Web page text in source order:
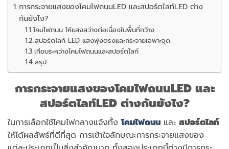
การกระจายแสงของโคมไฟถนนLED และสปอร์ตไลท์LED ต่าง
กันยังไง?
โคมไฟถนน ให้แสงสว่างต่อเนื่องในพื้นที่กว้าง
สปอร์ตไลท์ LED แสงพุ่งตรงและกระจายเฉพาะจุด
เทียบระหว่างโคมไฟถนนและสปอร์ตไลท์
สรุป
การกระจายแสงของโคมไฟถนนLED และ
สปอร์ตไลท์LED ต่างกันยังไง?
ในการเลือกใช้โคมไฟกลางแจ้งทั้งโคมไฟถนน และ สปอร์ตไลท์
ให้ได้ผลลัพธ์ที่ดีที่สุด การเข้าใจลักษณะการกระจายแสงของ